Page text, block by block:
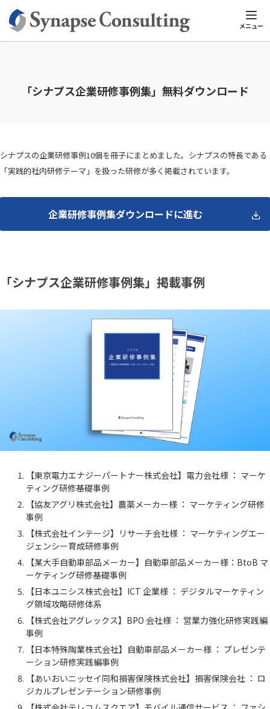
メニュー
シナプスTOP ホワイトペーパー無料ダウンロード 「シナプス企
「シナプス企業研修事例集」無料ダウンロード
シナプスの企業研修事例10個を冊子にまとめました。シナプスの特長である
「実践的社内研修テーマ」を扱った研修が多く掲載されています。
企業研修事例集ダウンロードに進む
「シナプス企業研修事例集」掲載事例
【東京電力エナジーパートナー株式会社】電力会社様 ： マーケ
ティング研修基礎事例
【協友アグリ株式会社】農薬メーカー様 ： マーケティング研修
事例
【株式会社インテージ】リサーチ会社様 ： マーケティングエー
ジェンシー育成研修事例
【某大手自動車部品メーカー】自動車部品メーカー様：BtoB マ
ーケティング研修基礎事例
【日本ユニシス株式会社】ICT 企業様 ： デジタルマーケティン
グ領域攻略研修体系
【株式会社アグレックス】BPO 会社様 ： 営業力強化研修実践編
事例
【日本特殊陶業株式会社】自動車部品メーカー様 ： プレゼンテ
ーション研修実践編事例
【あいおいニッセイ同和損害保険株式会社】損害保険会社 ： ロ
ジカルプレゼンテーション研修事例